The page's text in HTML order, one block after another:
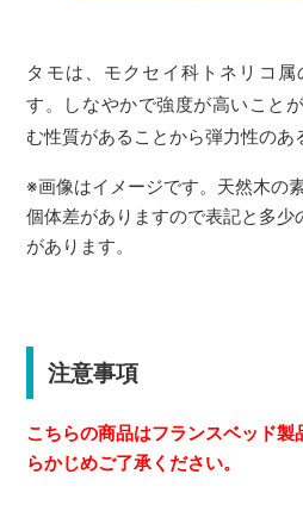
タモは、モクセイ科トネリコ
す。しなやかで強度が高いこと
む性質があることから弾力性のあ
※画像はイメージです。天然木の
個体差がありますので表記と多少
があります。
注意事項
こちらの商品はフランスベッド
らかじめご了承ください。